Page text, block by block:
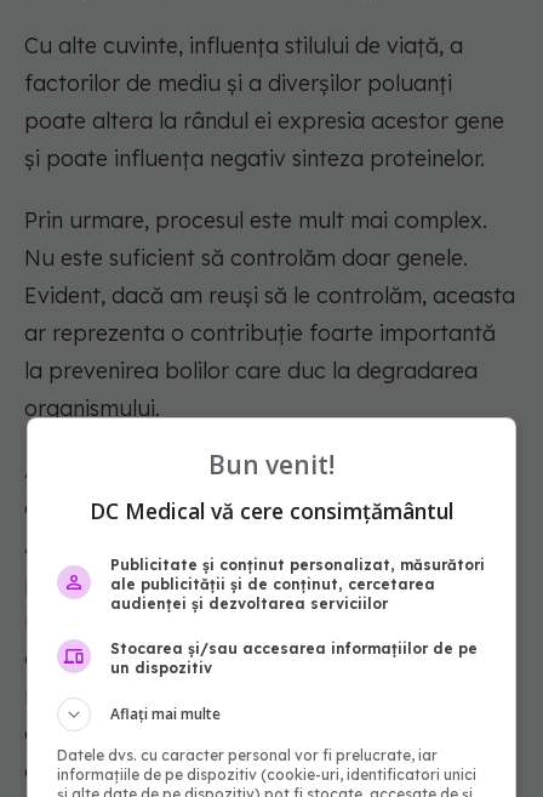
Cu alte cuvinte, influența stilului de viață, a
factorilor de mediu și a diverșilor poluanți
poate altera la rândul ei expresia acestor gene
și poate influența negativ sinteza proteinelor.
Prin urmare, procesul este mult mai complex.
Nu este suficient să controlăm doar genele.
Evident, dacă am reuși să le controlăm, aceasta
ar reprezenta o contribuție foarte importantă
la prevenirea bolilor care duc la degradarea
organismului.
Așa cum spuneam, vorbim despre boli
cardiovasculare, ateroscleroză, boala
Alzheimer, boala Parkinson și multe altele. În
principiu, am putea controla o parte dintre
mecanismele implicate în apariția acestor
afecțiuni. Totuși, ele sunt produse prin
mecanisme mult mai complexe și nu exclusiv
genetice. Răspunsul nu este atât de simplu pe
căt pare la prima vedere", a explicat prof. dr.
Bun venit!
DC Medical vă cere consimțământul
Publicitate și conținut personalizat, măsurători
ale publicității și de conținut, cercetarea
audienței și dezvoltarea serviciilor
Stocarea și/sau accesarea informațiilor de pe
un dispozitiv
Aflați mai multe
Datele dvs. cu caracter personal vor fi prelucrate, iar
informațiile de pe dispozitiv (cookie-uri, identificatori unici